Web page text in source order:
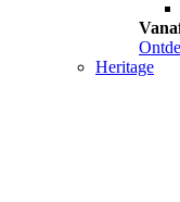
Heritage